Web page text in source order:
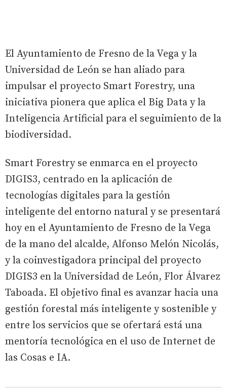
El Ayuntamiento de Fresno de la Vega y la
Universidad de León se han aliado para
impulsar el proyecto Smart Forestry, una
iniciativa pionera que aplica el Big Data y la
Inteligencia Artificial para el seguimiento de la
biodiversidad.
Smart Forestry se enmarca en el proyecto
DIGIS3, centrado en la aplicación de
tecnologías digitales para la gestión
inteligente del entorno natural y se presentará
hoy en el Ayuntamiento de Fresno de la Vega
de la mano del alcalde, Alfonso Melón Nicolás,
y la coinvestigadora principal del proyecto
DIGIS3 en la Universidad de León, Flor Álvarez
Taboada. El objetivo final es avanzar hacia una
gestión forestal más inteligente y sostenible y
entre los servicios que se ofertará está una
mentoría tecnológica en el uso de Internet de
las Cosas e IA.